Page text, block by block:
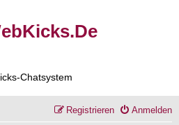
Chatsystem
Anmelden
Registrieren